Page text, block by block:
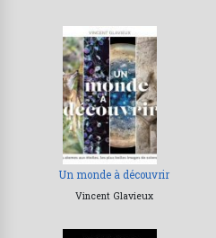
Un monde à découvrir
Vincent Glavieux